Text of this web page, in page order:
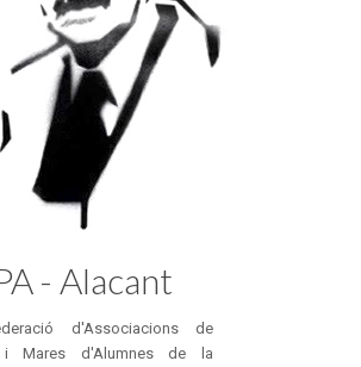
- Alacant
d'Associacions de
i Mares d'Alumnes de la